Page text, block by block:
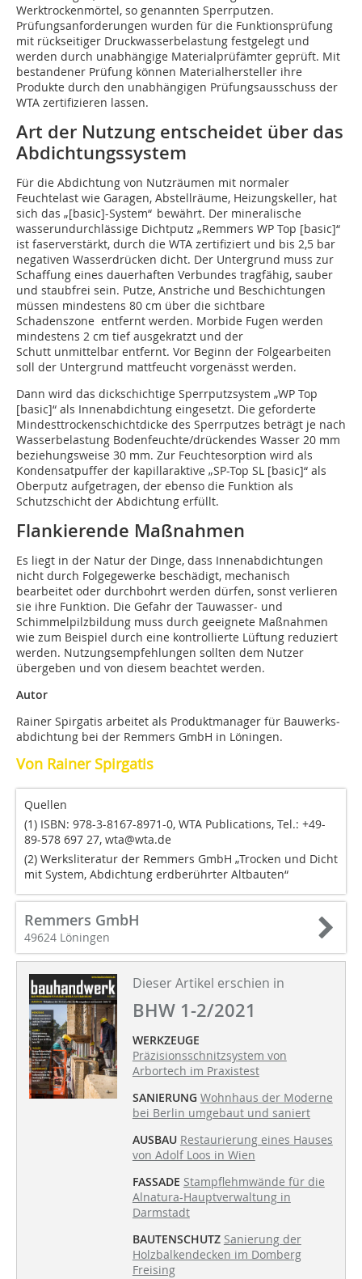
Werktrockenmörtel, so genannten Sperrputzen.
Prüfungsanforderungen wurden für die Funktionsprüfung
mit rückseitiger Druckwasserbelastung festgelegt und
werden durch unabhängige Materialprüfämter geprüft. Mit
bestandener Prüfung können Materialhersteller ihre
Produkte durch den unabhängigen Prüfungsausschuss der
WTA zertifizieren lassen.
Art der Nutzung entscheidet über das
Abdichtungssystem
Für die Abdichtung von Nutzräumen mit normaler
Feuchtelast wie Garagen, Abstellräume, Heizungskeller, hat
sich das „[basic]-System“ bewährt. Der mineralische
wasserundurchlässige Dichtputz „Remmers WP Top [basic]“
ist faserverstärkt, durch die WTA zertifiziert und bis 2,5 bar
negativen Wasserdrücken dicht. Der Untergrund muss zur
Schaffung eines dauerhaften Verbundes tragfähig, sauber
und staubfrei sein. Putze, Anstriche und Beschichtungen
müssen mindestens 80 cm über die sichtbare
Schadenszone entfernt werden. Morbide Fugen werden
mindestens 2 cm tief ausgekratzt und der
Schutt unmittelbar entfernt. Vor Beginn der Folgearbeiten
soll der Untergrund mattfeucht vorgenässt werden.
Dann wird das dickschichtige Sperrputzsystem „WP Top
[basic]“ als Innenabdichtung eingesetzt. Die geforderte
Mindesttrockenschichtdicke des Sperrputzes beträgt je nach
Wasserbelastung Bodenfeuchte/drückendes Wasser 20 mm
beziehungsweise 30 mm. Zur Feuchtesorption wird als
Kondensatpuffer der kapillaraktive „SP-Top SL [basic]“ als
Oberputz aufgetragen, der ebenso die Funktion als
Schutzschicht der Abdichtung erfüllt.
Flankierende Maßnahmen
Es liegt in der Natur der Dinge, dass Innenabdichtungen
nicht durch Folgegewerke beschädigt, mechanisch
bearbeitet oder durchbohrt werden dürfen, sonst verlieren
sie ihre Funktion. Die Gefahr der Tauwasser- und
Schimmelpilzbildung muss durch geeignete Maßnahmen
wie zum Beispiel durch eine kontrollierte Lüftung reduziert
werden. Nutzungsempfehlungen sollten dem Nutzer
übergeben und von diesem beachtet werden.
Autor
Rainer Spirgatis arbeitet als Produktmanager für Bauwerks­
abdichtung bei der Remmers GmbH in Löningen.
Von Rainer Spirgatis
Quellen
(1) ISBN: 978-3-8167-8971-0, WTA Publications, Tel.: +49-
89-578 697 27, wta@wta.de
(2) Werksliteratur der Remmers GmbH „Trocken und Dicht
mit System, Abdichtung erdberührter Altbauten“
Remmers GmbH
49624 Löningen
Dieser Artikel erschien in
BHW 1-2/2021
WERKZEUGE
Präzisionsschnitzsystem von
Arbortech im Praxistest
SANIERUNG Wohnhaus der Moderne
bei Berlin umgebaut und saniert
AUSBAU Restaurierung eines Hauses
von Adolf Loos in Wien
FASSADE Stampflehmwände für die
Alnatura-Hauptverwaltung in
Darmstadt
BAUTENSCHUTZ Sanierung der
Holzbalkendecken im Domberg
Freising